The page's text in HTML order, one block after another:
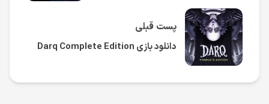
پست قبلی
دانلود بازی Darq Complete Edition